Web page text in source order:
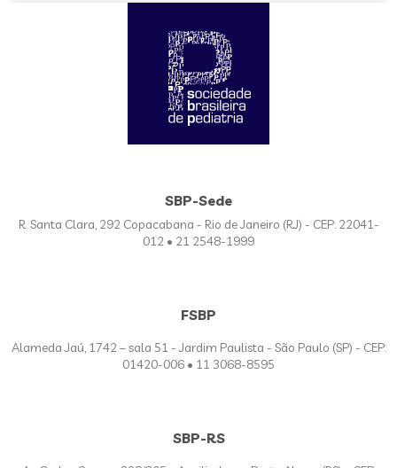
SBP-Sede
R. Santa Clara, 292 Copacabana - Rio de Janeiro (RJ) - CEP: 22041-
012 • 21 2548-1999
FSBP
Alameda Jaú, 1742 – sala 51 - Jardim Paulista - São Paulo (SP) - CEP:
01420-006 • 11 3068-8595
SBP-RS